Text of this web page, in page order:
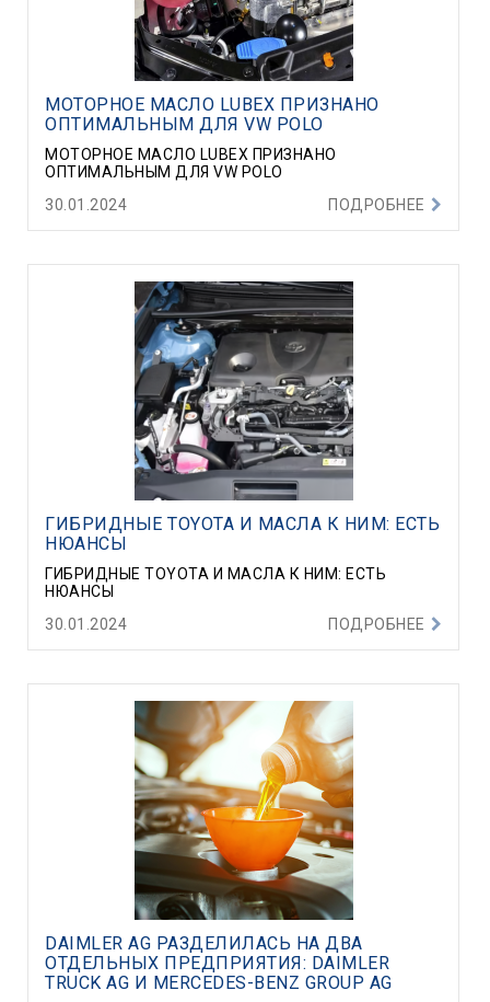
МОТОРНОЕ МАСЛО LUBEX ПРИЗНАНО
ОПТИМАЛЬНЫМ ДЛЯ VW POLO
МОТОРНОЕ МАСЛО LUBEX ПРИЗНАНО
ОПТИМАЛЬНЫМ ДЛЯ VW POLO
30.01.2024
ПОДРОБНЕЕ
ГИБРИДНЫЕ TOYOTA И МАСЛА К НИМ: ЕСТЬ
НЮАНСЫ
ГИБРИДНЫЕ TOYOTA И МАСЛА К НИМ: ЕСТЬ
НЮАНСЫ
30.01.2024
ПОДРОБНЕЕ
DAIMLER AG РАЗДЕЛИЛАСЬ НА ДВА
ОТДЕЛЬНЫХ ПРЕДПРИЯТИЯ: DAIMLER
TRUCK AG И MERCEDES-BENZ GROUP AG